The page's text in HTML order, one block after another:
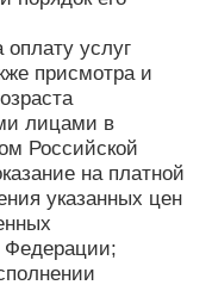
услуг
присмотра и
лицами в
Российской
на платной
указанных цен
Федерации;